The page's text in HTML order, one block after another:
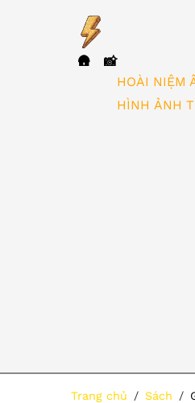
🛖
📸
HOÀI NIỆM
HÌNH ẢNH
Trang chủ Sách